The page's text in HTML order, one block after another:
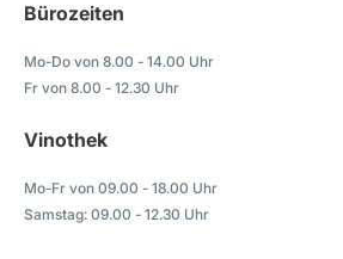
Bürozeiten
Mo-Do von 8.00 - 14.00 Uhr
Fr von 8.00 - 12.30 Uhr
Vinothek
Mo-Fr von 09.00 - 18.00 Uhr
Samstag: 09.00 - 12.30 Uhr